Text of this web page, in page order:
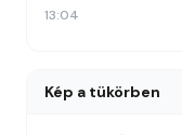
13:04
Kép a tükörben